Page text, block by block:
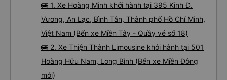
🚌 1. Xe Hoàng Minh khởi hành tại 395 Kinh Đ.
Vương, An Lạc, Bình Tân, Thành phố Hồ Chí Minh,
Việt Nam (Bến xe Miền Tây - Quầy vé số 18)
🚌 2. Xe Thiện Thành Limousine khởi hành tại 501
Hoàng Hữu Nam, Long Bình (Bến xe Miền Đông
mới)